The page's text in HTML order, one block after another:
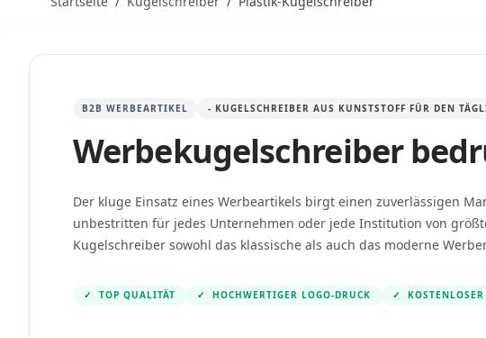
B2B WERBEARTIKEL - KUGELSCHREIBER AUS KUNSTSTOFF FÜR DEN
Werbekugelschreiber
Der kluge Einsatz eines Werbeartikels birgt einen zuverlässigen
unbestritten für jedes Unternehmen oder jede Institution von
Kugelschreiber sowohl das klassische als auch das moderne
✓ TOP QUALITÄT ✓ HOCHWERTIGER LOGO-DRUCK ✓